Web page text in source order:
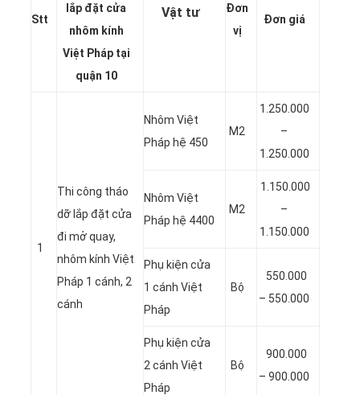
Stt
lắp đặt cửa
nhôm kính
Việt Pháptại
quận 10
Vật tư
Đơn
vị
Đơn giá
1
Thi công tháo
dỡ lắp đặt cửa
đi mở quay,
nhôm kính Việt
Pháp 1 cánh, 2
cánh
Nhôm Việt
Pháp hệ 450
M2
1.250.000
–
1.250.000
Nhôm Việt
Pháp hệ 4400
M2
1.150.000
–
1.150.000
Phụ kiện cửa
1 cánh Việt
Pháp
Bộ
550.000
– 550.000
Phụ kiện cửa
2 cánh Việt
Pháp
Bộ
900.000
– 900.000